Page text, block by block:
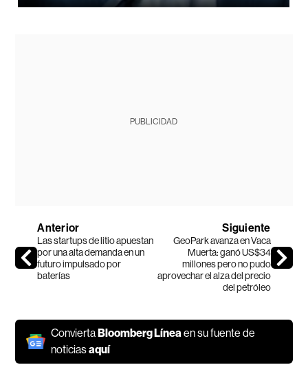
PUBLICIDAD
Anterior
Las startups de litio apuestan
por una alta demanda en un
futuro impulsado por
baterías
Siguiente
GeoPark avanza en Vaca
Muerta: ganó US$34
millones pero no pudo
aprovechar el alza del precio
del petróleo
ConviertaBloomberg Líneaen su fuente de
noticiasaquí